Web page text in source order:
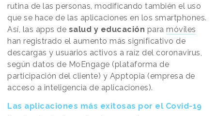
rutina de las personas, modificando también el uso
que se hace de las aplicaciones en los smartphones.
Así, las apps de salud y educación para móviles
han registrado el aumento más significativo de
descargas y usuarios activos a raíz del coronavirus,
según datos de MoEngage (plataforma de
participación del cliente) y Apptopia (empresa de
acceso a inteligencia de aplicaciones).
Las aplicaciones más exitosas por el Covid-19